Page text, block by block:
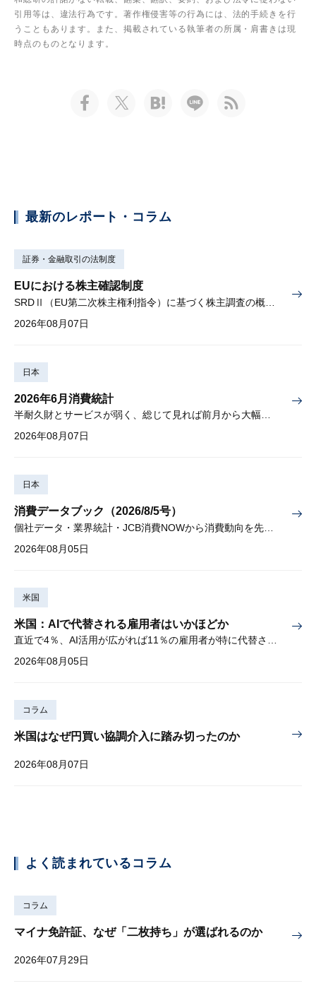
引用等は、違法行為です。著作権侵害等の行為には、法的手続きを行
うこともあります。また、掲載されている執筆者の所属・肩書きは現
時点のものとなります。
最新のレポート・コラム
証券・金融取引の法制度
EUにおける株主確認制度
2026年08月07日
日本
2026年6月消費統計
半耐久財とサービスが弱く、総じて見れば前月から大幅に減少
2026年08月07日
日本
消費データブック（2026/8/5号）
2026年08月05日
米国
米国：AIで代替される雇用者はいかほどか
直近で4％、AI活用が広がれば11％の雇用者が特に代替されやすい
2026年08月05日
コラム
米国はなぜ円買い協調介入に踏み切ったのか
2026年08月07日
よく読まれているコラム
コラム
マイナ免許証、なぜ「二枚持ち」が選ばれるのか
2026年07月29日